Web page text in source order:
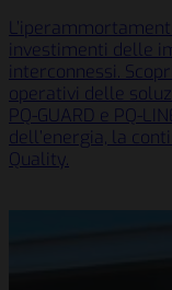
investimenti delle
interconnessi.
operativi delle
PQ-GUARD e PQ-
dell’energia, la
Quality.